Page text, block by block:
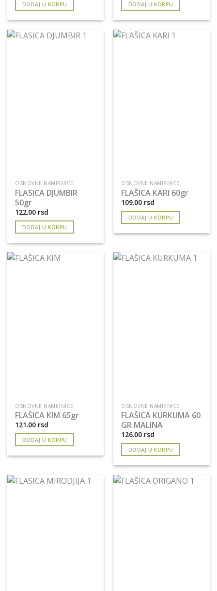
DODAJ U KORPU DODAJ U KORPU
OSNOVNE NAMIRNICE
FLASICA DJUMBIR
50gr
122.00 rsd
DODAJ U KORPU
OSNOVNE NAMIRNICE
FLAŠICA KARI 60gr
109.00 rsd
DODAJ U KORPU
OSNOVNE NAMIRNICE
FLAŠICA KIM 65gr
121.00 rsd
DODAJ U KORPU
OSNOVNE NAMIRNICE
FLAŠICA KURKUMA 60
GR MALINA
126.00 rsd
DODAJ U KORPU